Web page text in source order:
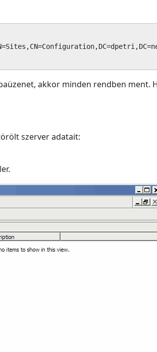
akkor minden rendben ment.
szerver adatait: